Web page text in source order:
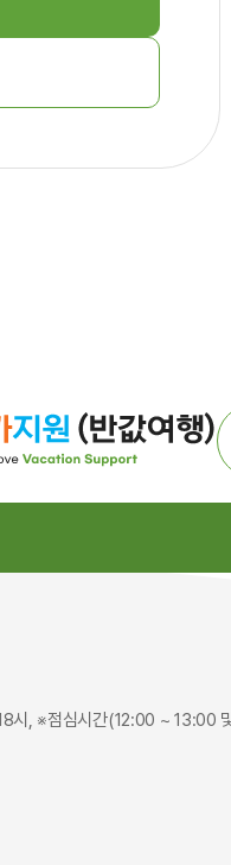
시, ※점심시간(12:00 ~ 13:00